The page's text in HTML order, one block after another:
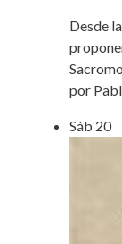
Desde
por
Sáb 20